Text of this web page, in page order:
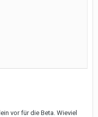
vor für die Beta. Wieviel